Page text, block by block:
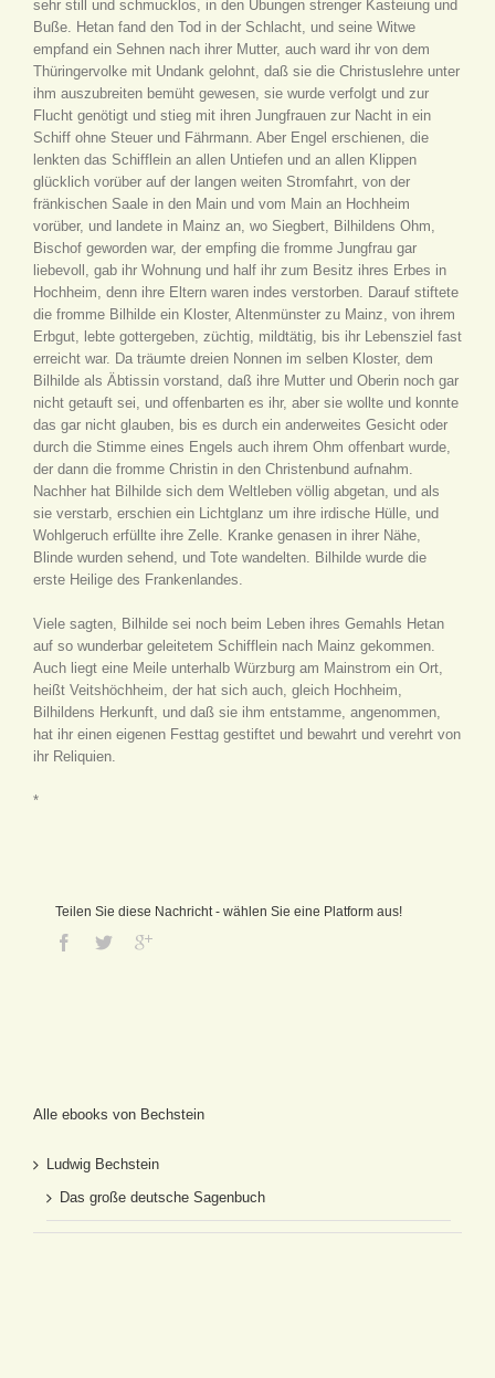
sehr still und schmucklos, in den Übungen strenger Kasteiung und
Buße. Hetan fand den Tod in der Schlacht, und seine Witwe
empfand ein Sehnen nach ihrer Mutter, auch ward ihr von dem
Thüringervolke mit Undank gelohnt, daß sie die Christuslehre unter
ihm auszubreiten bemüht gewesen, sie wurde verfolgt und zur
Flucht genötigt und stieg mit ihren Jungfrauen zur Nacht in ein
Schiff ohne Steuer und Fährmann. Aber Engel erschienen, die
lenkten das Schifflein an allen Untiefen und an allen Klippen
glücklich vorüber auf der langen weiten Stromfahrt, von der
fränkischen Saale in den Main und vom Main an Hochheim
vorüber, und landete in Mainz an, wo Siegbert, Bilhildens Ohm,
Bischof geworden war, der empfing die fromme Jungfrau gar
liebevoll, gab ihr Wohnung und half ihr zum Besitz ihres Erbes in
Hochheim, denn ihre Eltern waren indes verstorben. Darauf stiftete
die fromme Bilhilde ein Kloster, Altenmünster zu Mainz, von ihrem
Erbgut, lebte gottergeben, züchtig, mildtätig, bis ihr Lebensziel fast
erreicht war. Da träumte dreien Nonnen im selben Kloster, dem
Bilhilde als Äbtissin vorstand, daß ihre Mutter und Oberin noch gar
nicht getauft sei, und offenbarten es ihr, aber sie wollte und konnte
das gar nicht glauben, bis es durch ein anderweites Gesicht oder
durch die Stimme eines Engels auch ihrem Ohm offenbart wurde,
der dann die fromme Christin in den Christenbund aufnahm.
Nachher hat Bilhilde sich dem Weltleben völlig abgetan, und als
sie verstarb, erschien ein Lichtglanz um ihre irdische Hülle, und
Wohlgeruch erfüllte ihre Zelle. Kranke genasen in ihrer Nähe,
Blinde wurden sehend, und Tote wandelten. Bilhilde wurde die
erste Heilige des Frankenlandes.
Viele sagten, Bilhilde sei noch beim Leben ihres Gemahls Hetan
auf so wunderbar geleitetem Schifflein nach Mainz gekommen.
Auch liegt eine Meile unterhalb Würzburg am Mainstrom ein Ort,
heißt Veitshöchheim, der hat sich auch, gleich Hochheim,
Bilhildens Herkunft, und daß sie ihm entstamme, angenommen,
hat ihr einen eigenen Festtag gestiftet und bewahrt und verehrt von
ihr Reliquien.
*
Teilen Sie diese Nachricht - wählen Sie eine Platform aus!
Alle ebooks von Bechstein
Ludwig Bechstein
Das große deutsche Sagenbuch